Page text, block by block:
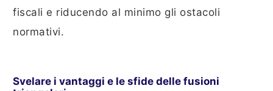
fiscali e riducendo al minimo gli ostacoli
normativi.
Svelare i vantaggi e le sfide delle fusioni